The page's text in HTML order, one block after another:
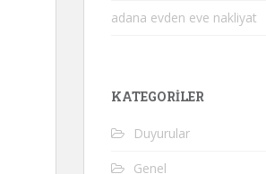
adana evden eve nakliyat
KATEGORILER
Duyurular
Genel